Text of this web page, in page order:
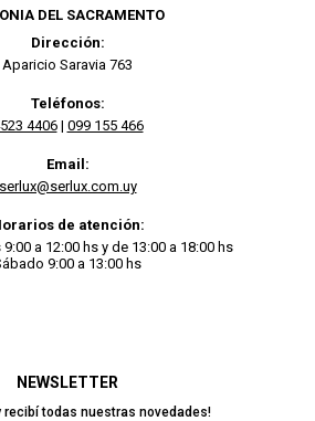
NEWSLETTER
recibí todas nuestras novedades!
DEL SACRAMENTO
Dirección:
Aparicio Saravia 763
Teléfonos:
4406| 099 155 466
Email:
serlux@serlux.com.uy
de atención:
a 12:00 hs y de 13:00 a 18:00 hs
9:00 a 13:00 hs